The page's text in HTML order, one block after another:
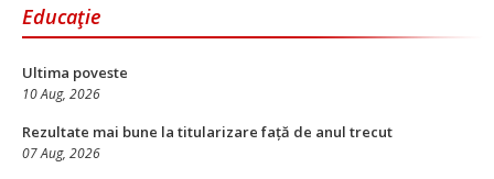
Educaţie
Ultima poveste
10 Aug, 2026
Rezultate mai bune la titularizare față de anul trecut
07 Aug, 2026